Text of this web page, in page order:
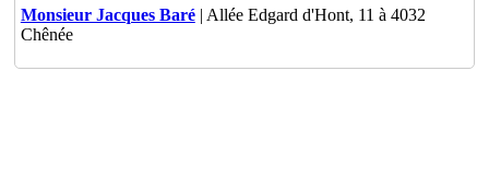
Monsieur Jacques Baré| Allée Edgard d'Hont, 11 à 4032
Chênée